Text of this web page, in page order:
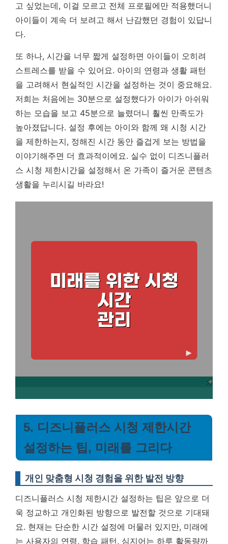
고 싶었는데, 이걸 모르고 전체 프로필에만 적용했더니
아이들이 계속 더 보려고 해서 난감했던 경험이 있답니
다.
또 하나, 시간을 너무 짧게 설정하면 아이들이 오히려
스트레스를 받을 수 있어요. 아이의 연령과 생활 패턴
을 고려해서 현실적인 시간을 설정하는 것이 중요해요.
저희는 처음에는 30분으로 설정했다가 아이가 아쉬워
하는 모습을 보고 45분으로 늘렸더니 훨씬 만족도가
높아졌답니다. 설정 후에는 아이와 함께 왜 시청 시간
을 제한하는지, 정해진 시간 동안 즐겁게 보는 방법을
이야기해주면 더 효과적이에요. 실수 없이 디즈니플러
스 시청 제한시간을 설정해서 온 가족이 즐거운 콘텐츠
생활을 누리시길 바라요!
5. 디즈니플러스 시청 제한시간
설정하는 팁, 미래를 그리다
개인 맞춤형 시청 경험을 위한 발전 방향
디즈니플러스 시청 제한시간 설정하는 팁은 앞으로 더
욱 정교하고 개인화된 방향으로 발전할 것으로 기대돼
요. 현재는 단순한 시간 설정에 머물러 있지만, 미래에
는 사용자의 연령, 학습 패턴, 심지어는 하루 활동량까